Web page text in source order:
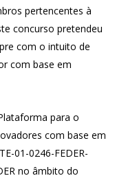
pertencentes à
concurso pretendeu
com o intuito de
com base em
para o
com base em
01-0246-FEDER-
no âmbito do